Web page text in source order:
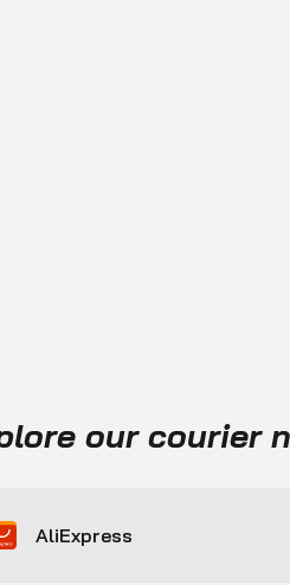
our courier
AliExpress